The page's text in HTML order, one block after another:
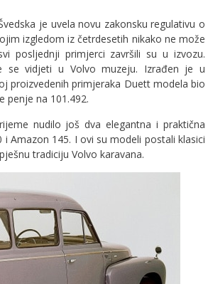
je uvela novu zakonsku regulativu o
izgledom iz četrdesetih nikako ne može
posljednji primjerci završili su u izvozu.
se vidjeti u Volvo muzeju. Izrađen je u
proizvedenih primjeraka Duett modela bio
penje na 101.492.
nudilo još dva elegantna i praktična
Amazon 145. I ovi su modeli postali klasici
tradiciju Volvo karavana.